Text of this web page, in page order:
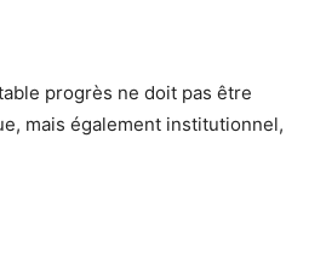
progrès ne doit pas être
mais également institutionnel,